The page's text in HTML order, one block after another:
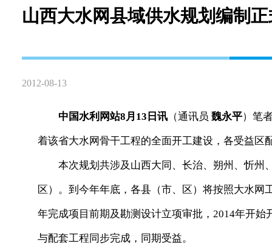
山西大水网县域供水规划编制
2012-08-13
中国水利网站8月13日讯 （通讯员 魏永平）笔
着该省大水网骨干工程的全面开工建设，各受益区
本次规划共涉及山西大同、长治、朔州、忻州
区）。到今年年底，各县（市、区）将按照大水
年完成项目前期及勘测设计立项审批，2014年开
与配套工程同步完成，同期受益。